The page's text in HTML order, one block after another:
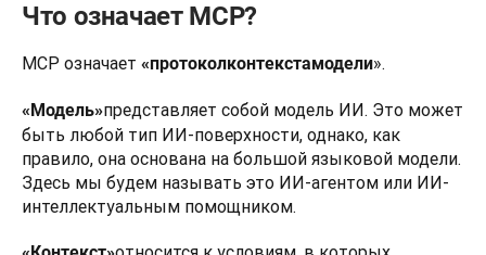
Что означает MCP?
MCP означает «протоколконтекстамодели».
«Модель»представляет собой модель ИИ. Это может
быть любой тип ИИ-поверхности, однако, как
правило, она основана на большой языковой модели.
Здесь мы будем называть это ИИ-агентом или ИИ-
интеллектуальным помощником.